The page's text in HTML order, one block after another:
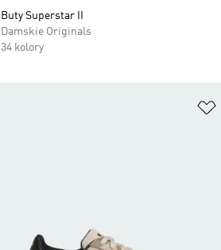
Buty Superstar II
Damskie Originals
34 kolory